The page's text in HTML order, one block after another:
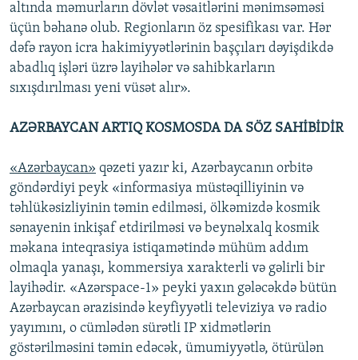
altında məmurların dövlət vəsaitlərini mənimsəməsi
üçün bəhanə olub. Regionların öz spesifikası var. Hər
dəfə rayon icra hakimiyyətlərinin başçıları dəyişdikdə
abadlıq işləri üzrə layihələr və sahibkarların
sıxışdırılması yeni vüsət alır».
AZƏRBAYCAN ARTIQ KOSMOSDA DA SÖZ SAHİBİDİR
«Azərbaycan» qəzeti yazır ki, Azərbaycanın orbitə
göndərdiyi peyk «informasiya müstəqilliyinin və
təhlükəsizliyinin təmin edilməsi, ölkəmizdə kosmik
sənayenin inkişaf etdirilməsi və beynəlxalq kosmik
məkana inteqrasiya istiqamətində mühüm addım
olmaqla yanaşı, kommersiya xarakterli və gəlirli bir
layihədir. «Azərspace-1» peyki yaxın gələcəkdə bütün
Azərbaycan ərazisində keyfiyyətli televiziya və radio
yayımını, o cümlədən sürətli IP xidmətlərin
göstərilməsini təmin edəcək, ümumiyyətlə, ötürülən